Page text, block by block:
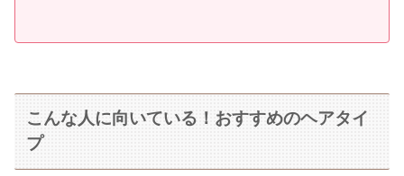
こんな人に向いている！おすすめのヘアタイ
プ